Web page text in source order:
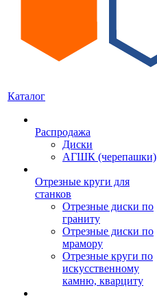
Каталог
Распродажа
Диски
АГШК (черепашки)
Отрезные круги для
станков
Отрезные диски по
граниту
Отрезные диски по
мрамору
Отрезные круги по
искусственному
камню, кварциту